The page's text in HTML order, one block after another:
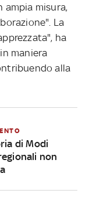
ampia misura,
La
ha
maniera
alla
di Modi
non